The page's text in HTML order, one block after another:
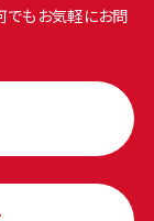
でもお気軽にお問